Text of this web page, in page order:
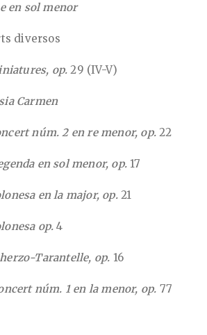
en sol menor
diversos
op.29 (IV-V)
Carmen
núm. 2 en re menor, op. 22
en sol menor, op. 17
en la major, op.21
op. 4
Tarantelle, op. 16
núm. 1 en la menor, op. 77